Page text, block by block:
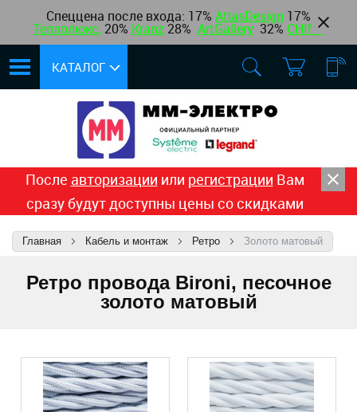
Спеццена после входа: 17% AtlasDesign 17%
Теплолюкс, 20% Kranz 28% ArtGallery 32% CHINT
КАТАЛОГ
После авторизации или регистрации Вам
сразу будут доступны цены со скидками
Главная Кабель и монтаж Ретро Золото матовый
Ретро провода Bironi, песочное
золото матовый